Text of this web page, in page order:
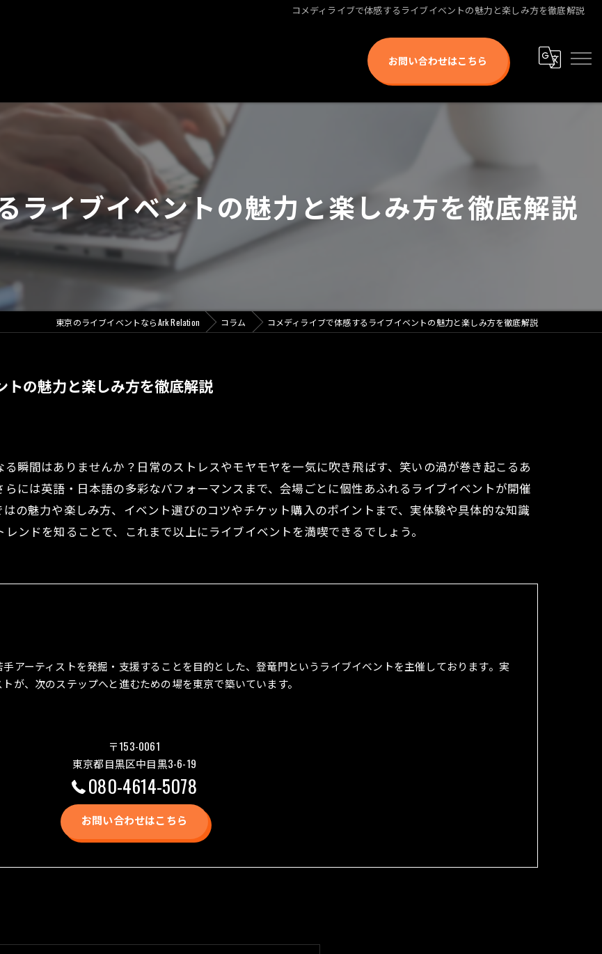
コメディライブで体感するライブイベントの魅力と楽しみ方を徹底解説
お問い合わせはこちら
ライブイベントの魅力と楽しみ方を徹底解説
東京のライブイベントならArk Relation コラム コメディライブで体感するライブイベントの魅力と楽しみ方を徹底解説
トの魅力と楽しみ方を徹底解説
瞬間はありませんか？日常のストレスやモヤモヤを一気に吹き飛ばす、笑いの渦が巻き起こるあ
には英語・日本語の多彩なパフォーマンスまで、会場ごとに個性あふれるライブイベントが開催
の魅力や楽しみ方、イベント選びのコツやチケット購入のポイントまで、実体験や具体的な知識
ンドを知ることで、これまで以上にライブイベントを満喫できるでしょう。
アーティストを発掘・支援することを目的とした、登竜門というライブイベントを主催しております。実
が、次のステップへと進むための場を東京で築いています。
〒153-0061
東京都目黒区中目黒3-6-19
080-4614-5078
お問い合わせはこちら